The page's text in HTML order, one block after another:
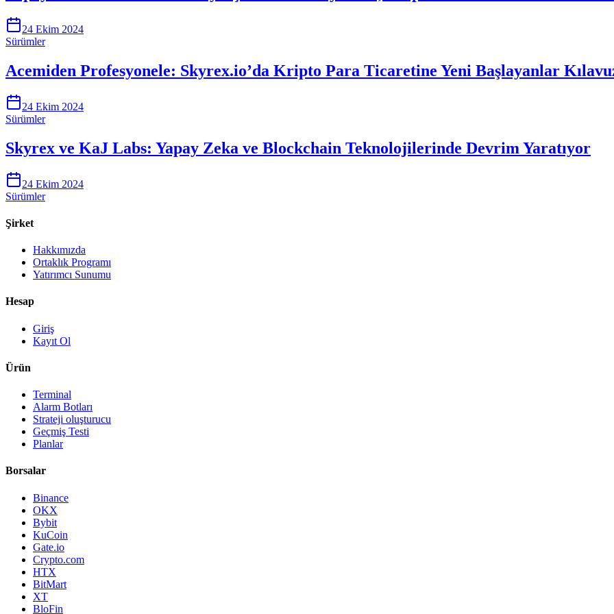
24 Ekim 2024
Sürümler
Acemiden Profesyonele: Skyrex.io’da Kripto Para Ticaretine Yeni Başlayanlar
24 Ekim 2024
Sürümler
Skyrex ve KaJ Labs: Yapay Zeka ve Blockchain Teknolojilerinde Devrim Yaratıyor
24 Ekim 2024
Sürümler
Şirket
Hakkımızda
Ortaklık Programı
Yatırımcı Sunumu
Hesap
Giriş
Kayıt Ol
Ürün
Terminal
Alarm Botları
Strateji oluşturucu
Geçmiş Testi
Planlar
Borsalar
Binance
OKX
Bybit
KuCoin
Gate.io
Crypto.com
HTX
BitMart
XT
BloFin